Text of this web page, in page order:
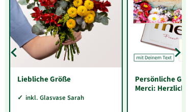
Liebliche Größe
inkl. Glasvase Sarah
Persönliche
Merci: Herzlichen